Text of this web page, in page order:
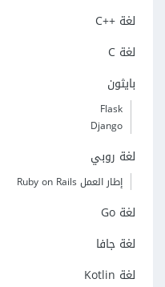
لغة C++‎
لغة C
بايثون
Flask
Django
لغة روبي
إطار العمل Ruby on Rails
لغة Go
لغة جافا
لغة Kotlin